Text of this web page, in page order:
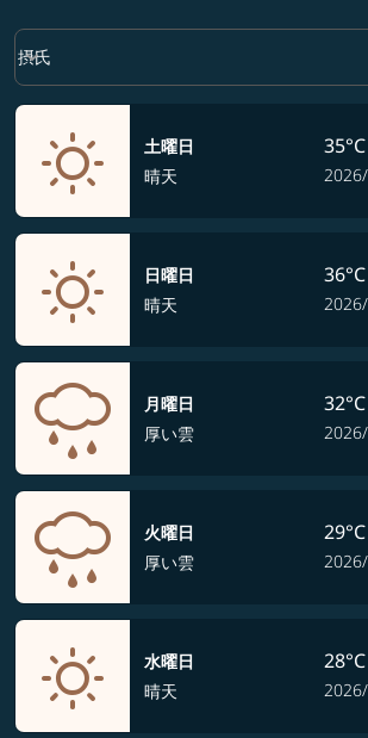
Weather unit option 摂氏 Selected
摂氏
keyboard_arrow_down
土曜日
晴天
35°C
日曜日
晴天
36°C
月曜日
厚い雲
32°C
火曜日
厚い雲
29°C
水曜日
晴天
28°C